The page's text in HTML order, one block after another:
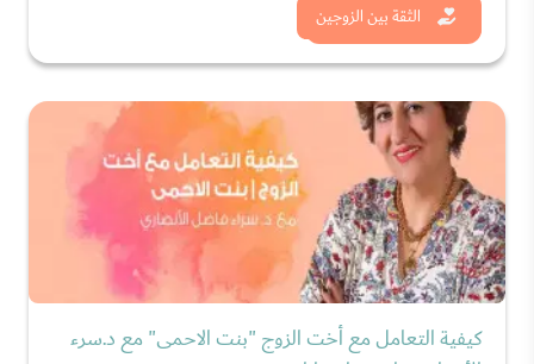
الثقة بين الزوجين
شاهد الان
كيفية التعامل مع أخت الزوج "بنت الاحمى" مع د.سرء